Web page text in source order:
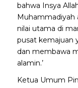
bahwa Insya
Muhammadiyah
nilai utama di
pusat kemajuan
dan membawa
alamin.’
Ketua Umum